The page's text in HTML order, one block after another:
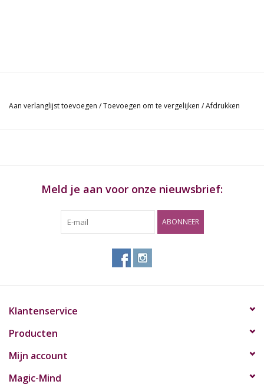
Aan verlanglijst toevoegen /Toevoegen om te vergelijken /Afdrukken
Meld je aan voor onze nieuwsbrief:
ABONNEER
Klantenservice
Producten
Mijn account
Magic-Mind